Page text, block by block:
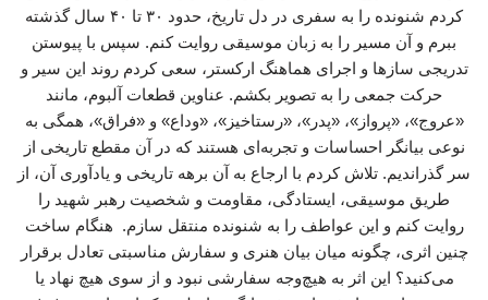
کردم شنونده را به سفری در دل تاریخ، حدود ۳۰ تا ۴۰ سال گذشته
ببرم و آن مسیر را به زبان موسیقی روایت کنم. سپس با پیوستن
تدریجی سازها و اجرای هماهنگ ارکستر، سعی کردم روند این سیر و
حرکت جمعی را به تصویر بکشم. عناوین قطعات آلبوم، مانند
«عروج»، «پرواز»، «پدر»، «رستاخیز»، «وداع» و «فراق»، همگی به
نوعی بیانگر احساسات و تجربه‌ای هستند که در آن مقطع تاریخی از
سر گذراندیم. تلاش کردم با ارجاع به آن برهه تاریخی و یادآوری آن، از
طریق موسیقی، ایستادگی، مقاومت و شخصیت رهبر شهید را
روایت کنم و این عواطف را به شنونده منتقل سازم. هنگام ساخت
چنین اثری، چگونه میان بیان هنری و سفارش مناسبتی تعادل برقرار
می‌کنید؟ این اثر به هیچ‌وجه سفارشی نبود و از سوی هیچ نهاد یا